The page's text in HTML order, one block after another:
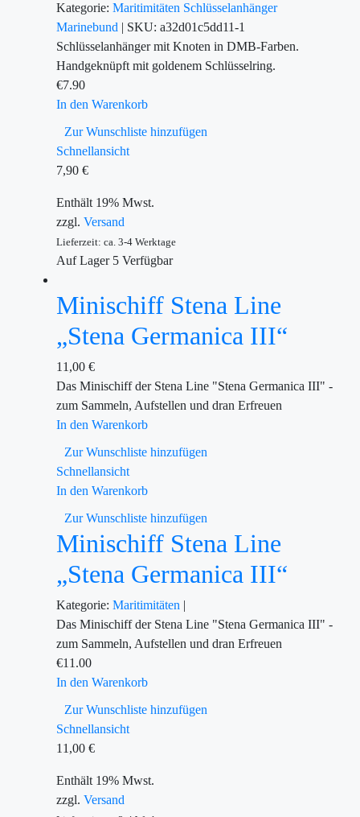
Kategorie: Maritimitäten Schlüsselanhänger
Marinebund | SKU: a32d01c5dd11-1
Schlüsselanhänger mit Knoten in DMB-Farben.
Handgeknüpft mit goldenem Schlüsselring.
€7.90
In den Warenkorb
Zur Wunschliste hinzufügen
Schnellansicht
7,90 €
Enthält 19% Mwst.
zzgl. Versand
Lieferzeit: ca. 3-4 Werktage
Auf Lager5 Verfügbar
Minischiff Stena Line
„Stena Germanica III“
11,00 €
Das Minischiff der Stena Line "Stena Germanica III" -
zum Sammeln, Aufstellen und dran Erfreuen
In den Warenkorb
Zur Wunschliste hinzufügen
Schnellansicht
In den Warenkorb
Zur Wunschliste hinzufügen
Minischiff Stena Line
„Stena Germanica III“
Kategorie: Maritimitäten |
Das Minischiff der Stena Line "Stena Germanica III" -
zum Sammeln, Aufstellen und dran Erfreuen
€11.00
In den Warenkorb
Zur Wunschliste hinzufügen
Schnellansicht
11,00 €
Enthält 19% Mwst.
zzgl. Versand